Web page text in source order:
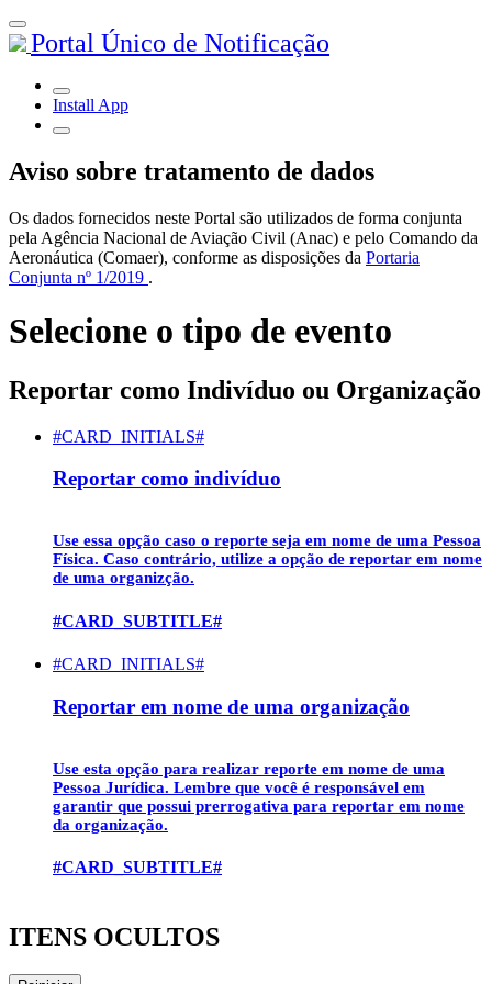
Portal Único de Notificação
Install App
Aviso sobre tratamento de dados
Os dados fornecidos neste Portal são utilizados de forma conjunta
pela Agência Nacional de Aviação Civil (Anac) e pelo Comando da
Aeronáutica (Comaer), conforme as disposições da Portaria
Conjunta nº 1/2019 .
Selecione o tipo de evento
Reportar como Indivíduo ou Organização
#CARD_INITIALS#
Reportar como indivíduo
Use essa opção caso o reporte seja em nome de uma Pessoa
Física. Caso contrário, utilize a opção de reportar em nome
de uma organizção.
#CARD_SUBTITLE#
#CARD_INITIALS#
Reportar em nome de uma organização
Use esta opção para realizar reporte em nome de uma
Pessoa Jurídica. Lembre que você é responsável em
garantir que possui prerrogativa para reportar em nome
da organização.
#CARD_SUBTITLE#
ITENS OCULTOS